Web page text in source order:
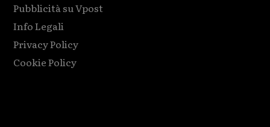
Pubblicità su Vpost
Info Legali
Privacy Policy
Cookie Policy